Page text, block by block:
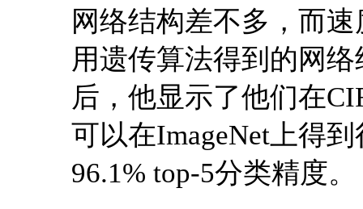
网络结构差不多，而
用遗传算法得到的网
后，他显示了他们在
可以在ImageNet上得
96.1% top-5分类精度。